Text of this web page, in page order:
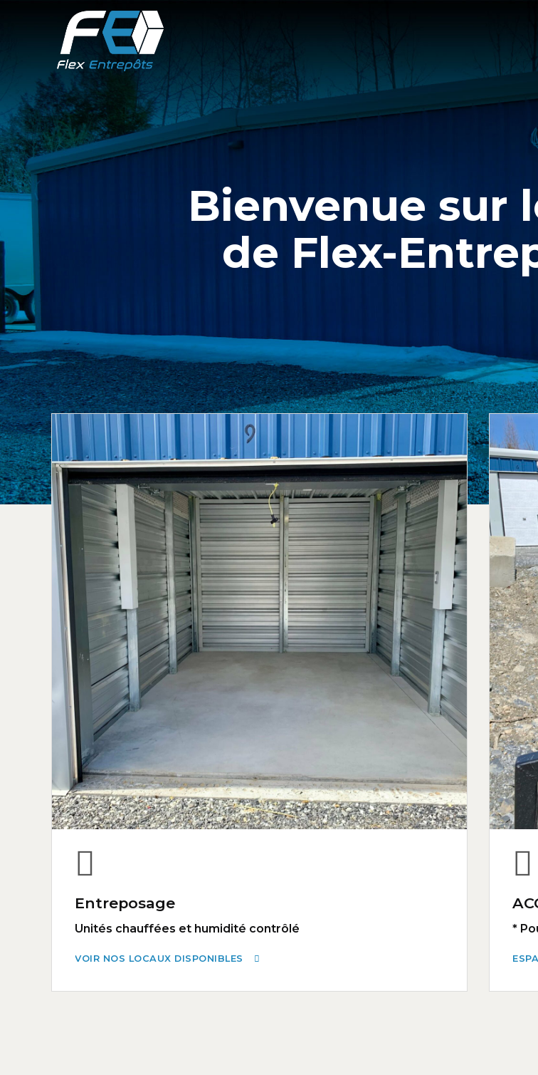
Bienvenue sur
de Flex-
Entreposage
Unités chauffées et humidité contrôlé
VOIR NOS LOCAUX DISPONIBLES
*